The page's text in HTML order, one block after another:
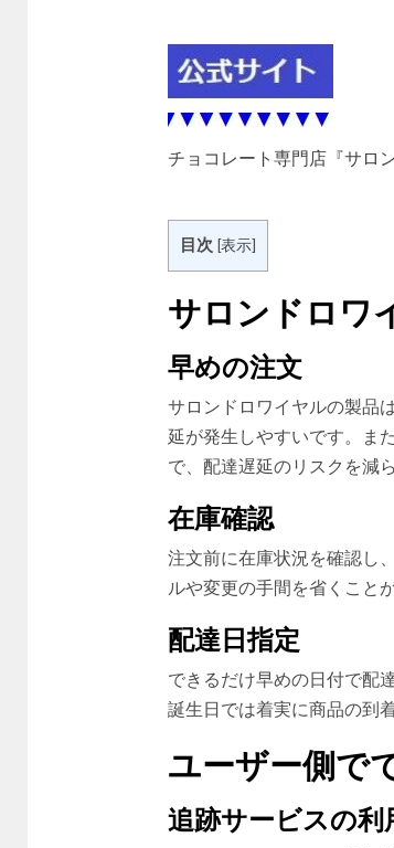
チョコレート専門店『サロ
目次 [表示]
サロンドロワ
早めの注文
サロンドロワイヤルの製品
延が発生しやすいです。ま
で、配達遅延のリスクを減
在庫確認
注文前に在庫状況を確認し
ルや変更の手間を省くこと
配達日指定
できるだけ早めの日付で配
誕生日では着実に商品の到
ユーザー側で
追跡サービスの利